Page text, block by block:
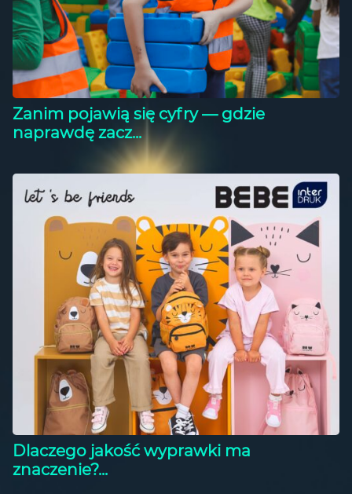
Zanim pojawią się cyfry — gdzie
naprawdę zacz...
Dlaczego jakość wyprawki ma
znaczenie?...